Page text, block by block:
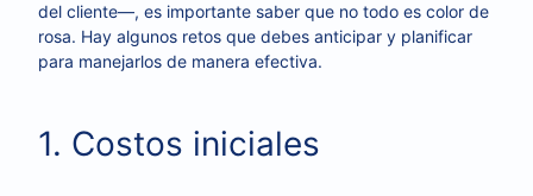
del cliente—, es importante saber que no todo es color de
rosa. Hay algunos retos que debes anticipar y planificar
para manejarlos de manera efectiva.
1. Costos iniciales